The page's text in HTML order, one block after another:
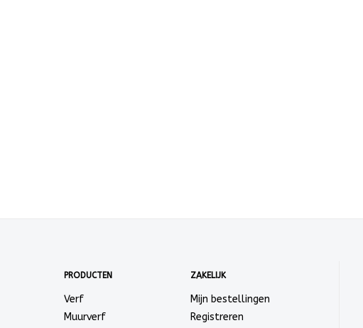
PRODUCTEN
Verf
Muurverf
ZAKELIJK
Mijn bestellingen
Registreren